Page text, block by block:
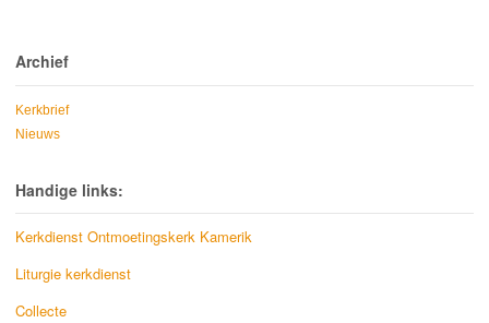
Archief
Kerkbrief
Nieuws
Handige links:
Kerkdienst Ontmoetingskerk Kamerik
Liturgie kerkdienst
Collecte